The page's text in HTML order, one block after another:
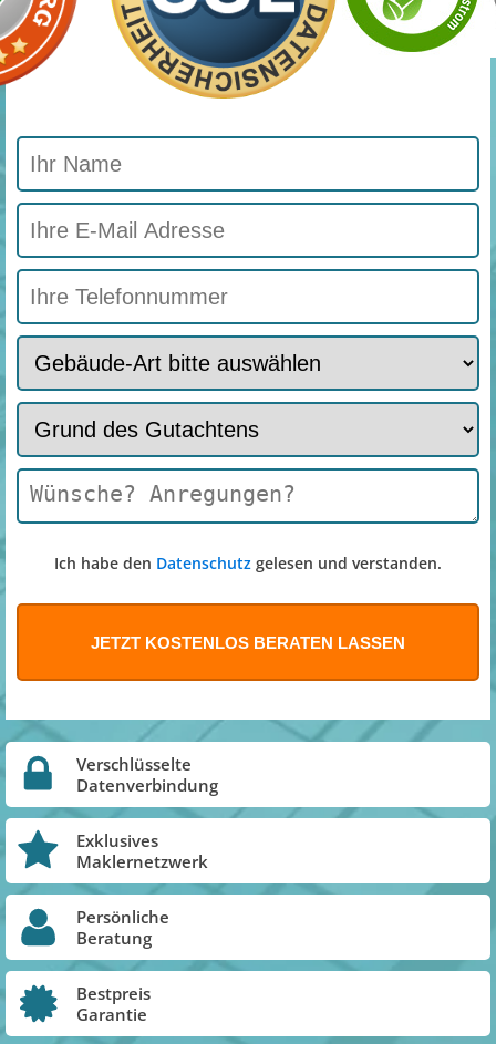
Ich habe den Datenschutz gelesen und verstanden.
Verschlüsselte
Datenverbindung
Exklusives
Maklernetzwerk
Persönliche
Beratung
Bestpreis
Garantie